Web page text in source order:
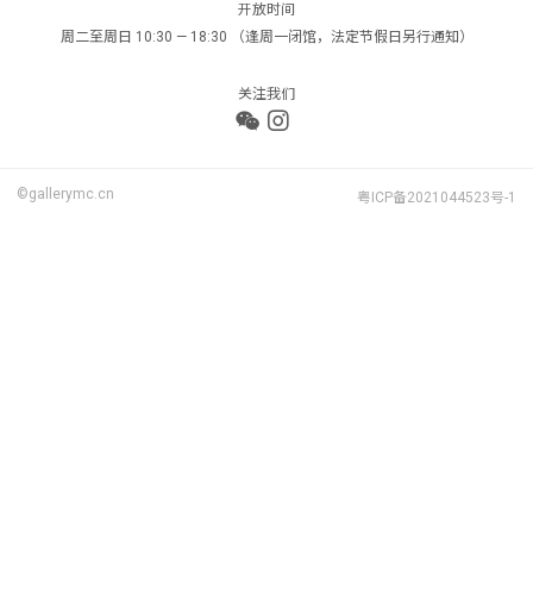
开放时间
周二至周日 10:30 — 18:30 （逢周一闭馆，法定节假日另行通知）
关注我们
©gallerymc.cn 粤ICP备2021044523号-1